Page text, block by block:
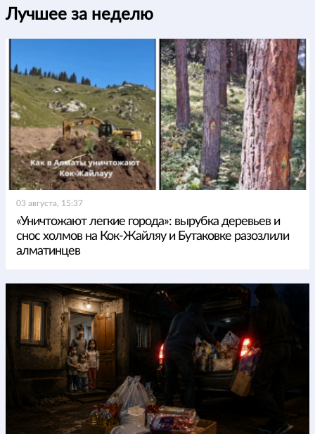
Лучшее за неделю
03 августа, 15:37
«Уничтожают легкие города»: вырубка деревьев и
снос холмов на Кок-Жайляу и Бутаковке разозлили
алматинцев